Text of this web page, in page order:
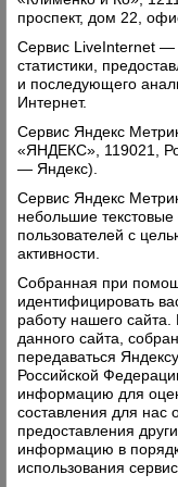
проводит её с
машину и все
за грибами и
отдохнуть и
семьёй играют
детства
поэтому все
вместе.
девочками
контролирует
Редкие
навещают
«Я люблю
катает нас на
готовит, -
очень весело,
дедушкой
проспект, дом 22,
Сервис LiveInternet —
статистики,
и последующего
Интернет.
Сервис Яндекс
«ЯНДЕКС», 119021,
— Яндекс).
Сервис Яндекс
небольшие
пользователей с
активности.
Собранная при
идентифицировать
работу нашего
данного сайта,
передаваться
Российской
информацию для
составления для нас
предоставления
информацию в
использования